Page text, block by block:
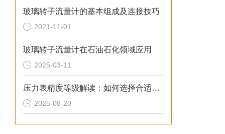
玻璃转子流量计的基本组成及连接技巧
2021-11-01
玻璃转子流量计在石油石化领域应用
2025-03-11
压力表精度等级解读：如何选择合适的产品？
2025-08-20